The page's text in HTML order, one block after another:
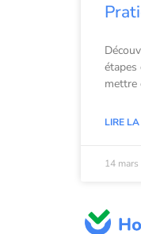
mettre
LIRE
14